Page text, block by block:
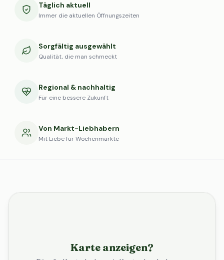
Täglich aktuell
Immer die aktuellen Öffnungszeiten
Sorgfältig ausgewählt
Qualität, die man schmeckt
Regional & nachhaltig
Für eine bessere Zukunft
Von Markt-Liebhabern
Mit Liebe für Wochenmärkte
Karte anzeigen?